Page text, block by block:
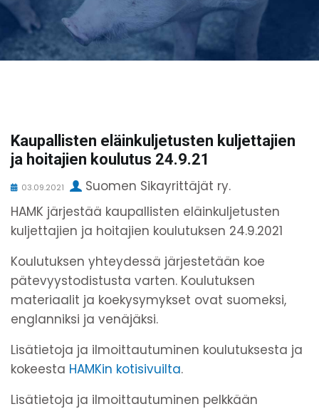
Kaupallisten eläinkuljetusten kuljettajien
ja hoitajien koulutus 24.9.21
03.09.2021
Suomen Sikayrittäjät ry.
HAMK järjestää kaupallisten eläinkuljetusten
kuljettajien ja hoitajien koulutuksen 24.9.2021
Koulutuksen yhteydessä järjestetään koe
pätevyystodistusta varten. Koulutuksen
materiaalit ja koekysymykset ovat suomeksi,
englanniksi ja venäjäksi.
Lisätietoja ja ilmoittautuminen koulutuksesta ja
kokeesta HAMKin kotisivuilta.
Lisätietoja ja ilmoittautuminen pelkkään